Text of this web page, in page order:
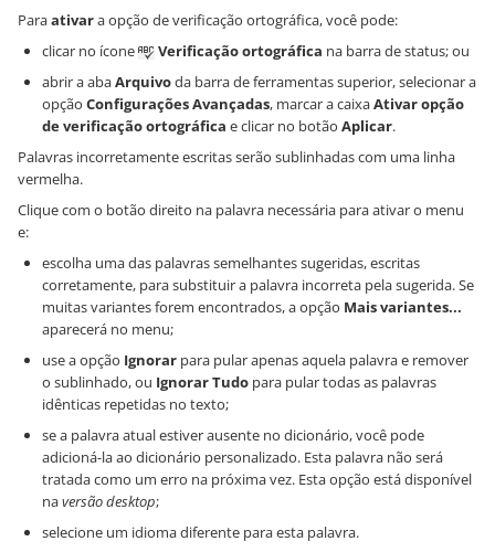
Paraativara opção de verificação ortográfica, você pode:
clicar no ícone
Verificação ortográfica na barra de status; ou
abrir a abaArquivoda barra de ferramentas superior, selecionar a
opção Configurações Avançadas, marcar a caixaAtivar opção
de verificação ortográfica e clicar no botão Aplicar.
Palavras incorretamente escritas serão sublinhadas com uma linha
vermelha.
Clique com o botão direito na palavra necessária para ativar o menu
e:
escolha uma das palavras semelhantes sugeridas, escritas
corretamente, para substituir a palavra incorreta pela sugerida. Se
muitas variantes forem encontrados, a opção Mais variantes...
aparecerá no menu;
use a opção Ignorar para pular apenas aquela palavra e remover
o sublinhado, ou Ignorar Tudo para pular todas as palavras
idênticas repetidas no texto;
se a palavra atual estiver ausente no dicionário, você pode
adicioná-la ao dicionário personalizado. Esta palavra não será
tratada como um erro na próxima vez. Esta opção está disponível
naversão desktop;
selecione um idioma diferente para esta palavra.